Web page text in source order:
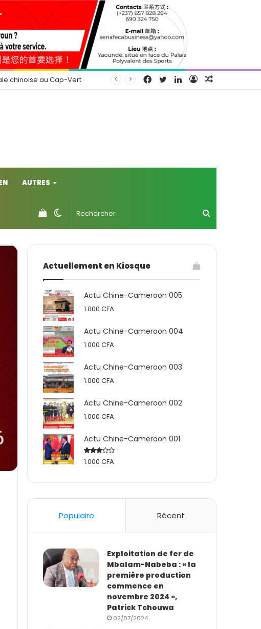
chinoise au Cap-Vert Connexion
Linkedin
Twitter
Facebook
AUTRES
Switch
skin
Voir
votre
Actuellement en Kiosque
Actu Chine-Cameroon 005
1.000CFA
Actu Chine-Cameroon 004
1.000CFA
Actu Chine-Cameroon 003
1.000CFA
Actu Chine-Cameroon 002
1.000CFA
Actu Chine-Cameroon 001
Rated
1.000CFA
Populaire Récent
Exploitation de fer de
Mbalam-Nabeba : « la
première production
commence en
novembre 2024 »,
Patrick Tchouwa
02/07/2024